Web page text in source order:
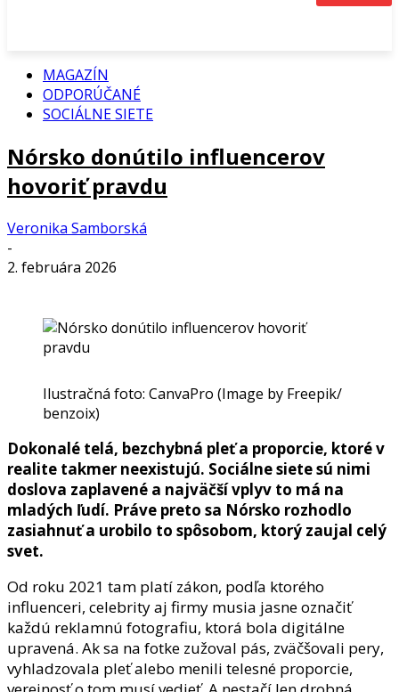
MAGAZÍN
ODPORÚČANÉ
SOCIÁLNE SIETE
Nórsko donútilo influencerov
hovoriť pravdu
Veronika Samborská
-
2. februára 2026
Ilustračná foto: CanvaPro (Image by Freepik/
benzoix)
Dokonalé telá, bezchybná pleť a proporcie, ktoré v
realite takmer neexistujú. Sociálne siete sú nimi
doslova zaplavené a najväčší vplyv to má na
mladých ľudí. Práve preto sa Nórsko rozhodlo
zasiahnuť a urobilo to spôsobom, ktorý zaujal celý
svet.
Od roku 2021 tam platí zákon, podľa ktorého
influenceri, celebrity aj firmy musia jasne označiť
každú reklamnú fotografiu, ktorá bola digitálne
upravená. Ak sa na fotke zužoval pás, zväčšovali pery,
vyhladzovala pleť alebo menili telesné proporcie,